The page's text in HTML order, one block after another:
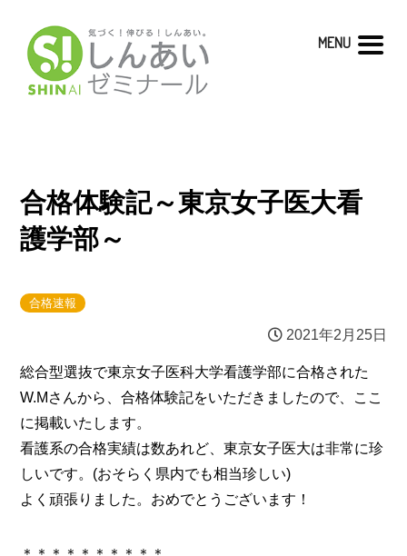
合格体験記～東京女子医大看
護学部～
合格速報
2021年2月25日
総合型選抜で東京女子医科大学看護学部に合格された
W.Mさんから、合格体験記をいただきましたので、ここ
に掲載いたします。
看護系の合格実績は数あれど、東京女子医大は非常に珍
しいです。(おそらく県内でも相当珍しい)
よく頑張りました。おめでとうございます！
MENU